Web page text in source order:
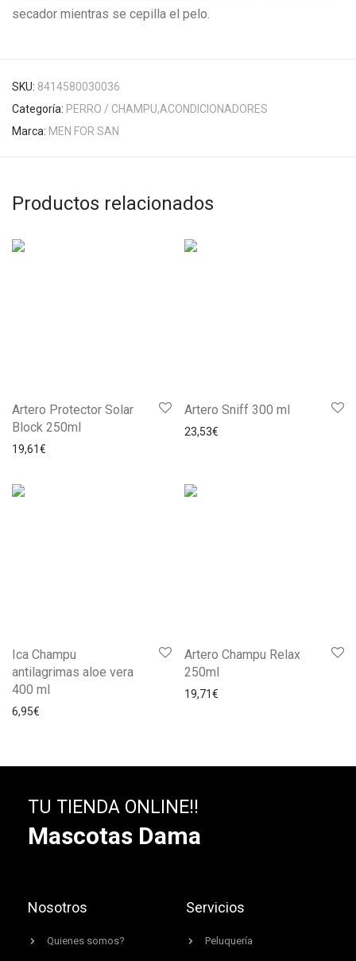
secador mientras se cepilla el pelo.
SKU: 8414580030036
Categoría: PERRO / CHAMPU,ACONDICIONADORES
Marca: MEN FOR SAN
Productos relacionados
Artero Protector Solar
Block 250ml
19,61€
Artero Sniff 300 ml
23,53€
Ica Champu
antilagrimas aloe vera
400 ml
6,95€
Artero Champu Relax
250ml
19,71€
TU TIENDA ONLINE!!
Mascotas Dama
Nosotros
Quienes somos?
Servicios
Peluquería